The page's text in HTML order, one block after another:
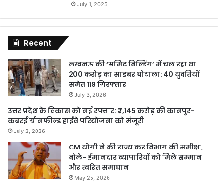
July 1, 2025
Recent
लखनऊ की ‘समिट बिल्डिंग’ में चल रहा था
200 करोड़ का साइबर घोटाला: 40 युवतियों
समेत 119 गिरफ्तार
July 3, 2026
उत्तर प्रदेश के विकास को नई रफ्तार: ₹7,145 करोड़ की कानपुर-
कबरई ग्रीनफील्ड हाईवे परियोजना को मंजूरी
July 2, 2026
CM योगी ने की राज्य कर विभाग की समीक्षा,
बोले- ईमानदार व्यापारियों को मिले सम्मान
और त्वरित समाधान
May 25, 2026